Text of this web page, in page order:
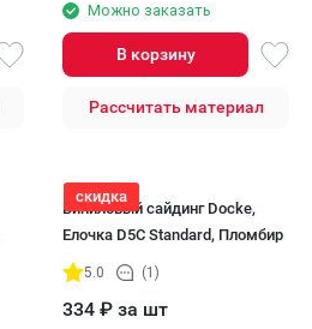
Можно заказать
В корзину
Рассчитать материал
скидка
Виниловый сайдинг Docke,
Елочка D5C Standard, Пломбир
5.0 (1)
334 ₽ за шт